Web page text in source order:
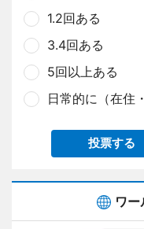
1.2回ある
3.4回ある
5回以上ある
日常的に（在住
投票する
ワ